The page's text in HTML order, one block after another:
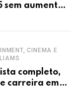
aumento e
CINEMA E
completo,
carreira em